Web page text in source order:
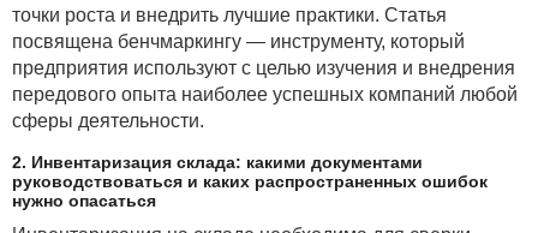
точки роста и внедрить лучшие практики. Статья
посвящена бенчмаркингу — инструменту, который
предприятия используют с целью изучения и внедрения
передового опыта наиболее успешных компаний любой
сферы деятельности.
2. Инвентаризация склада: какими документами
руководствоваться и каких распространенных ошибок
нужно опасаться